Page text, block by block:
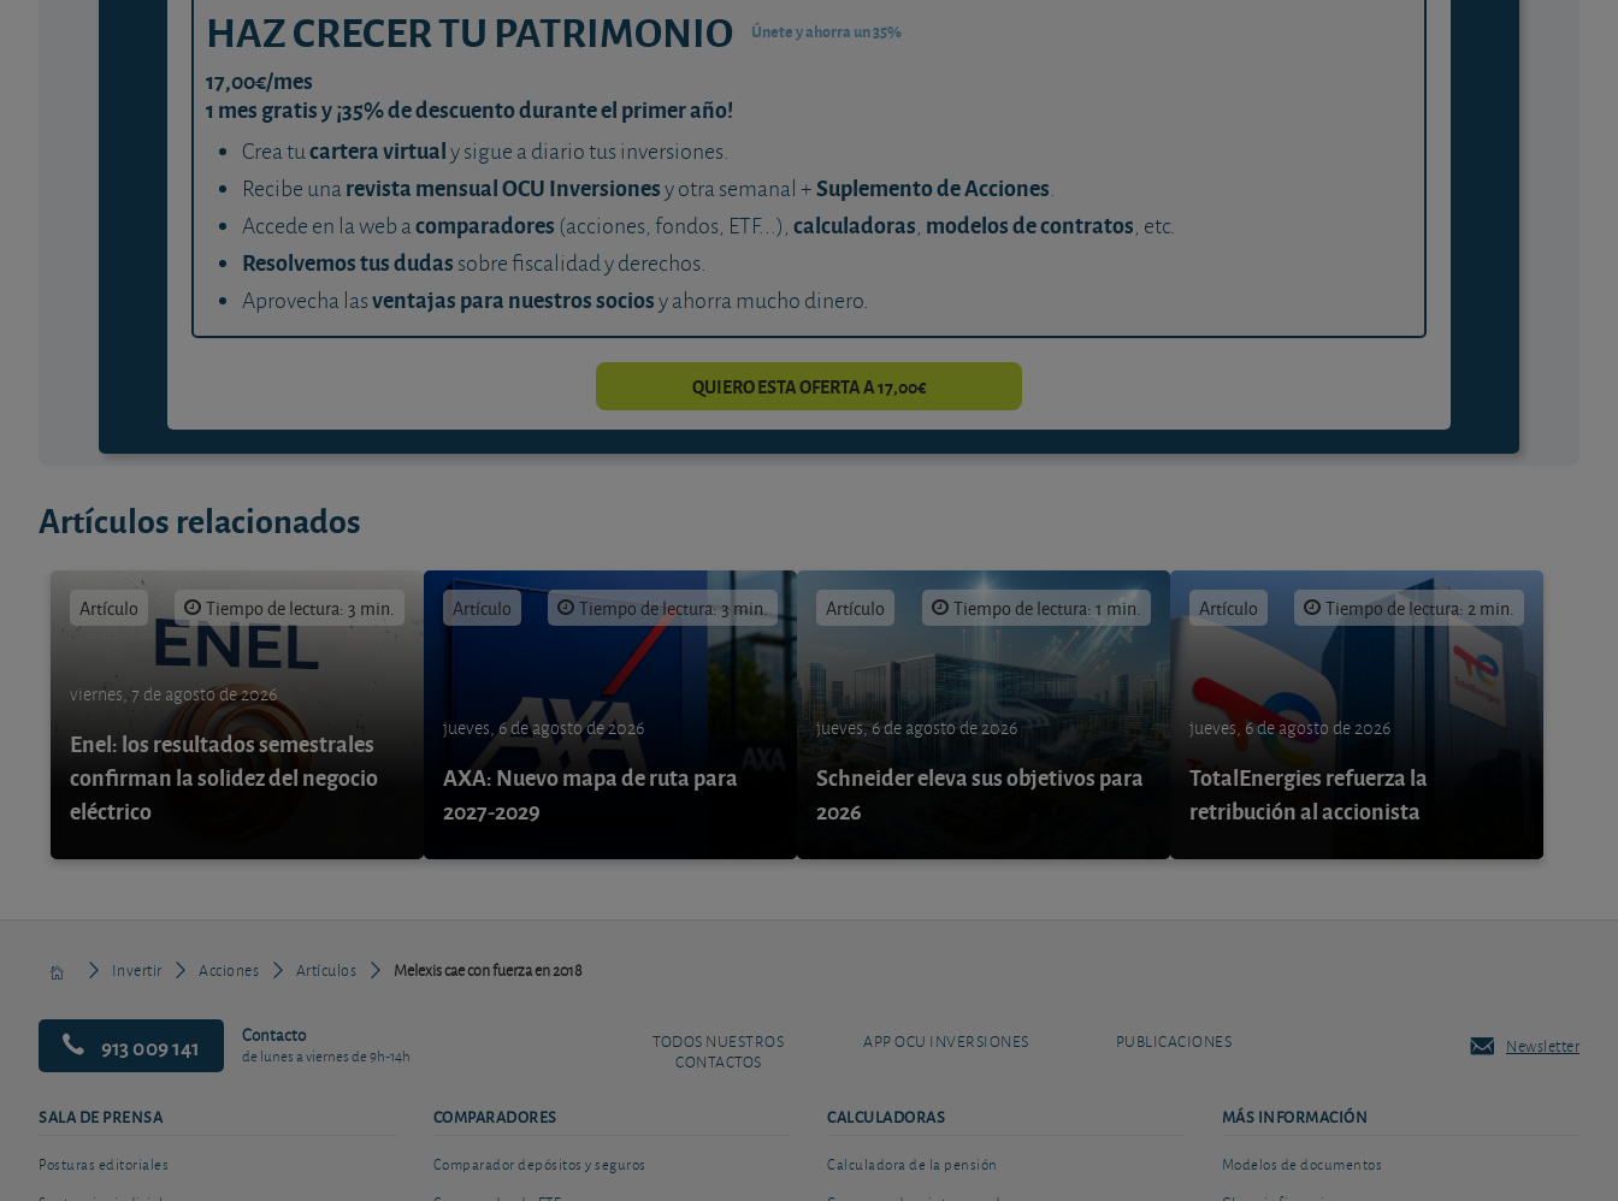
HAZ CRECER TU PATRIMONIO Únete y ahorra un 35%
17,00€/mes
1 mes gratis y ¡35% de descuento durante el primer año!
Crea tucartera virtualy sigue a diario tus inversiones.
Recibe unarevista mensual OCU Inversionesy otra semanal +Suplemento de Acciones.
Accede en la web acomparadores (acciones, fondos, ETF...), calculadoras, modelos de contratos, etc.
Resolvemos tus dudas sobre fiscalidad y derechos.
Aprovecha lasventajas para nuestros sociosy ahorra mucho dinero.
QUIERO ESTA OFERTA A 17,00€
Artículos relacionados
Artículo Tiempo de lectura: 3 min.
viernes, 7 de agosto de 2026
Enel: los resultados semestrales
confirman la solidez del negocio
eléctrico
Artículo Tiempo de lectura: 3 min.
jueves, 6 de agosto de 2026
AXA: Nuevo mapa de ruta para
2027-2029
Artículo Tiempo de lectura: 1 min.
jueves, 6 de agosto de 2026
Schneider eleva sus objetivos para
2026
Artículo Tiempo de lectura: 2 min.
jueves, 6 de agosto de 2026
TotalEnergies refuerza la
retribución al accionista
Invertir Acciones Artículos Melexis cae con fuerza en 2018
913 009 141 Contacto
de lunes a viernes de 9h-14h
TODOS NUESTROS
CONTACTOS
APP OCU INVERSIONES PUBLICACIONES Newsletter
SALA DE PRENSA
Posturas editoriales
COMPARADORES
Comparador depósitos y seguros
CALCULADORAS
Calculadora de la pensión
MÁS INFORMACIÓN
Modelos de documentos